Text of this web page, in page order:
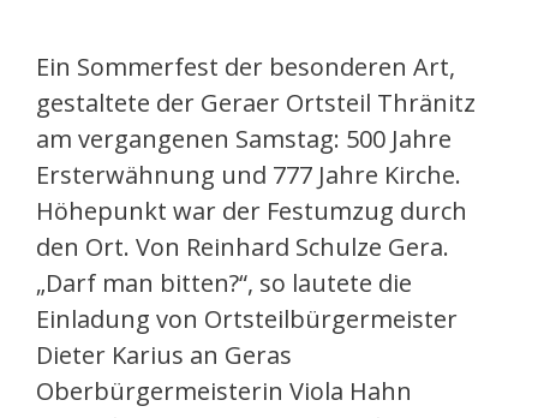
Ein Sommerfest der besonderen Art,
gestaltete der Geraer Ortsteil Thränitz
am vergangenen Samstag: 500 Jahre
Ersterwähnung und 777 Jahre Kirche.
Höhepunkt war der Festumzug durch
den Ort. Von Reinhard Schulze Gera.
„Darf man bitten?“, so lautete die
Einladung von Ortsteilbürgermeister
Dieter Karius an Geras
Oberbürgermeisterin Viola Hahn